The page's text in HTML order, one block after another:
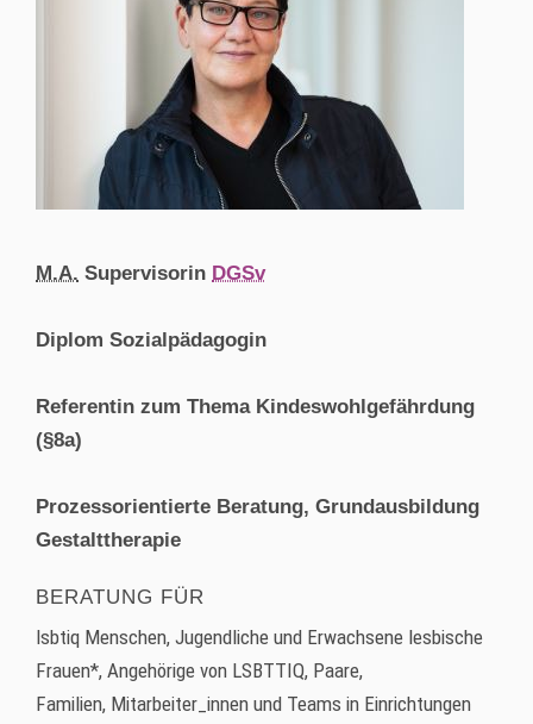
M.A. Supervisorin DGSv
Diplom Sozialpädagogin
Referentin zum Thema Kindeswohlgefährdung
(§8a)
Prozessorientierte Beratung, Grundausbildung
Gestalttherapie
BERATUNG FÜR
lsbtiq Menschen, Jugendliche und Erwachsene lesbische
Frauen*, Angehörige von LSBTTIQ, Paare,
Familien, Mitarbeiter_innen und Teams in Einrichtungen